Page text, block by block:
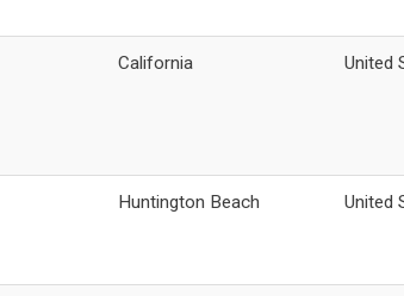
California United
Huntington Beach United